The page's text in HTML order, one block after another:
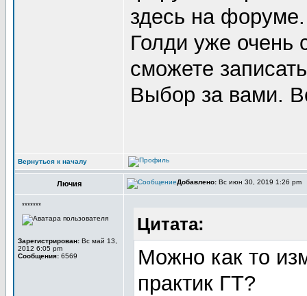
здесь на
Голди уже очень
сможете
Выбор за вами.
Вернуться к началу
Лючия Добавлено: Вс июн 30, 2019 1:26 pm
*******
Зарегистрирован: Вс май 13,
2012 6:05 pm
Сообщения: 6569
Цитата:
Можно как то
практик ГТ?